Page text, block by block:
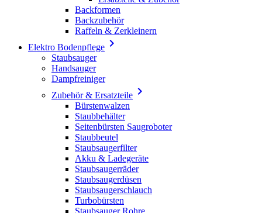
Backformen
Backzubehör
Raffeln & Zerkleinern
Elektro Bodenpflege 
Staubsauger
Handsauger
Dampfreiniger
Zubehör & Ersatzteile 
Bürstenwalzen
Staubbehälter
Seitenbürsten Saugroboter
Staubbeutel
Staubsaugerfilter
Akku & Ladegeräte
Staubsaugerräder
Staubsaugerdüsen
Staubsaugerschlauch
Turbobürsten
Staubsauger Rohre